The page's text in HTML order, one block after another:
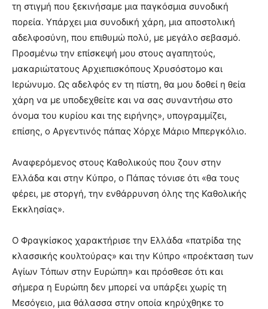
τη στιγμή που ξεκινήσαμε μια παγκόσμια συνοδική
πορεία. Υπάρχει μια συνοδική χάρη, μια αποστολική
αδελφοσύνη, που επιθυμώ πολύ, με μεγάλο σεβασμό.
Προσμένω την επίσκεψή μου στους αγαπητούς,
μακαριώτατους Αρχιεπισκόπους Χρυσόστομο και
Ιερώνυμο. Ως αδελφός εν τη πίστη, θα μου δοθεί η θεία
χάρη να με υποδεχθείτε και να σας συναντήσω στο
όνομα του κυρίου και της ειρήνης», υπογραμμίζει,
επίσης, ο Αργεντινός πάπας Χόρχε Μάριο Μπεργκόλιο.
Αναφερόμενος στους Καθολικούς που ζουν στην
Ελλάδα και στην Κύπρο, ο Πάπας τόνισε ότι «θα τους
φέρει, με στοργή, την ενθάρρυνση όλης της Καθολικής
Εκκλησίας».
Ο Φραγκίσκος χαρακτήρισε την Ελλάδα «πατρίδα της
κλασσικής κουλτούρας» και την Κύπρο «προέκταση των
Αγίων Τόπων στην Ευρώπη» και πρόσθεσε ότι και
σήμερα η Ευρώπη δεν μπορεί να υπάρξει χωρίς τη
Μεσόγειο, μια θάλασσα στην οποία κηρύχθηκε το